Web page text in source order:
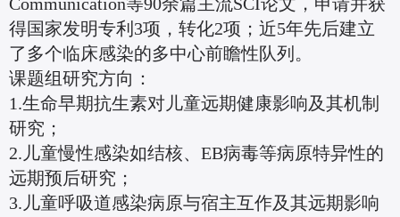
得国家发明专利3项，转化2项；近5年先后建立
了多个临床感染的多中心前瞻性队列。
课题组研究方向：
1.生命早期抗生素对儿童远期健康影响及其机制
研究；
2.儿童慢性感染如结核、EB病毒等病原特异性的
远期预后研究；
3.儿童呼吸道感染病原与宿主互作及其远期影响